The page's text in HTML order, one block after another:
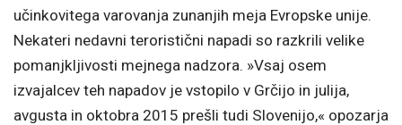
učinkovitega varovanja zunanjih meja Evropske unije.
Nekateri nedavni teroristični napadi so razkrili velike
pomanjkljivosti mejnega nadzora. »Vsaj osem
izvajalcev teh napadov je vstopilo v Grčijo in julija,
avgusta in oktobra 2015 prešli tudi Slovenijo,« opozarja